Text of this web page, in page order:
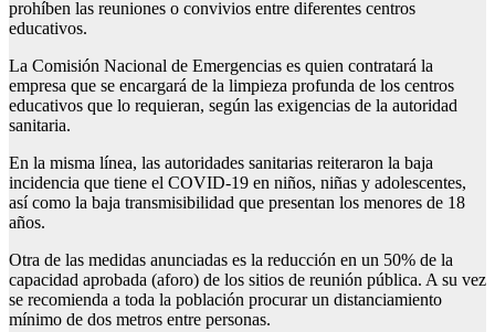
prohíben las reuniones o convivios entre diferentes centros
educativos.
La Comisión Nacional de Emergencias es quien contratará la
empresa que se encargará de la limpieza profunda de los centros
educativos que lo requieran, según las exigencias de la autoridad
sanitaria.
En la misma línea, las autoridades sanitarias reiteraron la baja
incidencia que tiene el COVID-19 en niños, niñas y adolescentes,
así como la baja transmisibilidad que presentan los menores de 18
años.
Otra de las medidas anunciadas es la reducción en un 50% de la
capacidad aprobada (aforo) de los sitios de reunión pública. A su vez
se recomienda a toda la población procurar un distanciamiento
mínimo de dos metros entre personas.